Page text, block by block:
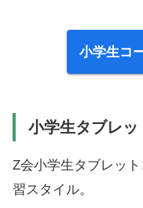
小学生コ
小学生タブレ
Z会小学生タブレッ
習スタイル。